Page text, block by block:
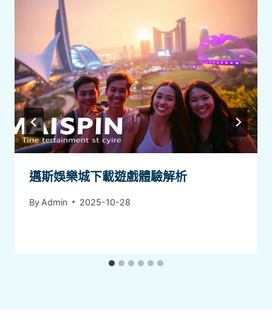
邁斯娛樂城下載遊戲體驗解析
By Admin 2025-10-28